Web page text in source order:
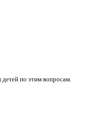
по этим вопросам.